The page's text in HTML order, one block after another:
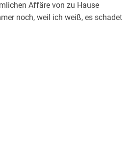
Affäre von zu Hause
noch, weil ich weiß, es schadet
Türken meinen
sich von Integrationskrisen
Tobak. Zum einen, weil
wie dumm sind. Dann, weil
des braven, schamvoll